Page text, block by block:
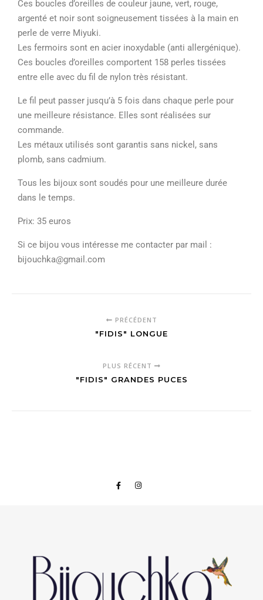
Ces boucles d’oreilles de couleur jaune, vert, rouge,
argenté et noir sont soigneusement tissées à la main en
perle de verre Miyuki.
Les fermoirs sont en acier inoxydable (anti allergénique).
Ces boucles d’oreilles comportent 158 perles tissées
entre elle avec du fil de nylon très résistant.
Le fil peut passer jusqu’à 5 fois dans chaque perle pour
une meilleure résistance. Elles sont réalisées sur
commande.
Les métaux utilisés sont garantis sans nickel, sans
plomb, sans cadmium.
Tous les bijoux sont soudés pour une meilleure durée
dans le temps.
Prix: 35 euros
Si ce bijou vous intéresse me contacter par mail :
bijouchka@gmail.com
PRÉCÉDENT
"FIDIS" LONGUE
PLUS RÉCENT
"FIDIS" GRANDES PUCES